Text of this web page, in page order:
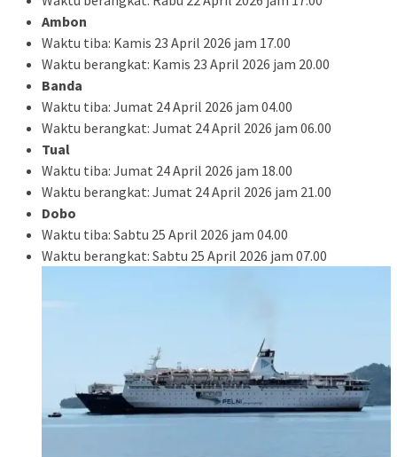
Ambon
Waktu tiba: Kamis 23 April 2026 jam 17.00
Waktu berangkat: Kamis 23 April 2026 jam 20.00
Banda
Waktu tiba: Jumat 24 April 2026 jam 04.00
Waktu berangkat: Jumat 24 April 2026 jam 06.00
Tual
Waktu tiba: Jumat 24 April 2026 jam 18.00
Waktu berangkat: Jumat 24 April 2026 jam 21.00
Dobo
Waktu tiba: Sabtu 25 April 2026 jam 04.00
Waktu berangkat: Sabtu 25 April 2026 jam 07.00